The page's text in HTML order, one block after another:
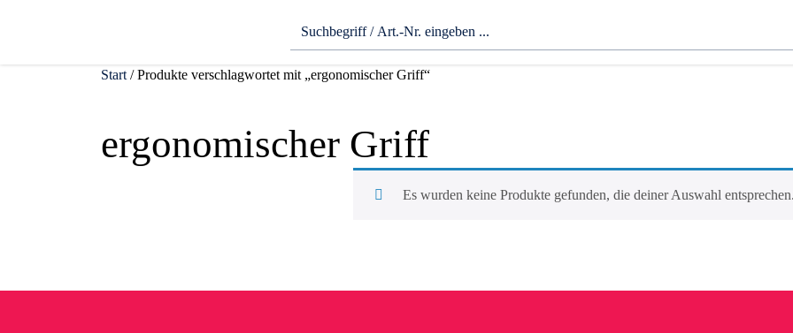
Start / Produkte verschlagwortet mit „ergonomischer Griff“
ergonomischer Griff
Es wurden keine Produkte gefunden, die deiner Auswahl